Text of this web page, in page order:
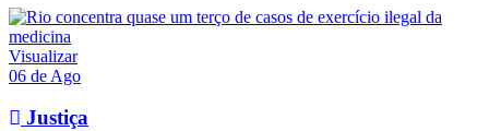
Visualizar
06 de Ago
Justiça